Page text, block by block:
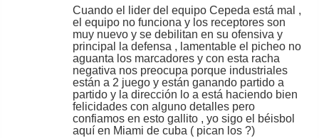
Cuando el lider del equipo Cepeda está mal ,
el equipo no funciona y los receptores son
muy nuevo y se debilitan en su ofensiva y
principal la defensa , lamentable el picheo no
aguanta los marcadores y con esta racha
negativa nos preocupa porque industriales
están a 2 juego y están ganando partido a
partido y la dirección lo a está haciendo bien
felicidades con alguno detalles pero
confiamos en esto gallito , yo sigo el béisbol
aquí en Miami de cuba ( pican los ?)